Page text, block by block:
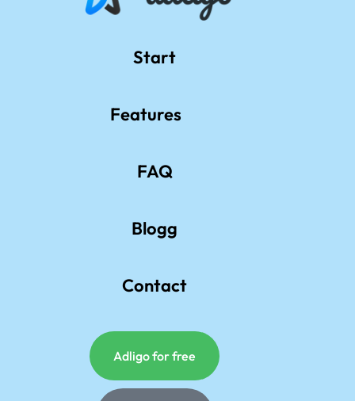
Start
Features
FAQ
Blogg
Contact
Adligo for free